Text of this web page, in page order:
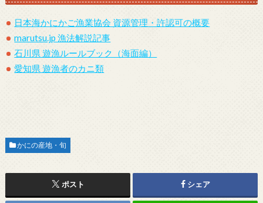
日本海かにかご漁業協会 資源管理・許認可の概要
marutsu.jp 漁法解説記事
石川県 遊漁ルールブック（海面編）
愛知県 遊漁者のカニ類
かにの産地・旬
ポスト シェア